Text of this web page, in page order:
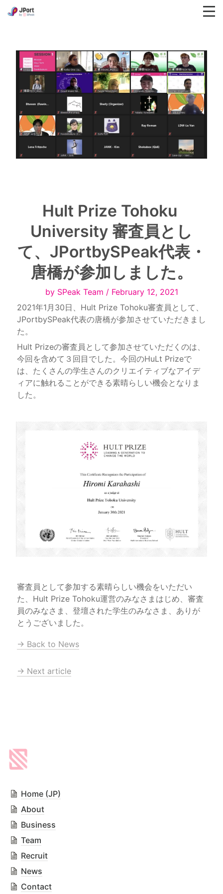
Hult Prize Tohoku
University 審査員とし
て、JPortbySPeak代表・
唐橋が参加しました。
2021年1月30日、Hult Prize Tohoku審査員として、
JPortbySPeak代表の唐橋が参加させていただきまし
Hult Prizeの審査員として参加させていただくのは、
今回を含めて３回目でした。今回のHuLt Prizeで
は、たくさんの学生さんのクリエイティブなアイデ
ィアに触れることができる素晴らしい機会となりま
した。
審査員として参加する素晴らしい機会をいただい
た、Hult Prize Tohoku運営のみなさまはじめ、審査
員のみなさま、登壇された学生のみなさま、ありが
とうございました。
→ Back to News
→ Next article
Home (JP)
About
Business
Team
Recruit
News
Contact